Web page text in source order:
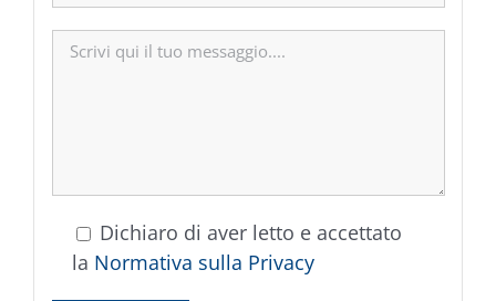
Dichiaro di aver letto e accettato
la Normativa sulla Privacy